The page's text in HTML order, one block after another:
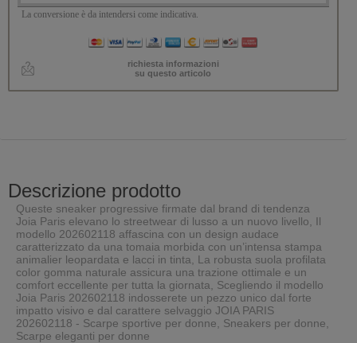
La conversione è da intendersi come indicativa.
richiesta informazioni
su questo articolo
Descrizione prodotto
Queste sneaker progressive firmate dal brand di tendenza
Joia Paris elevano lo streetwear di lusso a un nuovo livello, Il
modello 202602118 affascina con un design audace
caratterizzato da una tomaia morbida con un’intensa stampa
animalier leopardata e lacci in tinta, La robusta suola profilata
color gomma naturale assicura una trazione ottimale e un
comfort eccellente per tutta la giornata, Scegliendo il modello
Joia Paris 202602118 indosserete un pezzo unico dal forte
impatto visivo e dal carattere selvaggio JOIA PARIS
202602118 - Scarpe sportive per donne, Sneakers per donne,
Scarpe eleganti per donne